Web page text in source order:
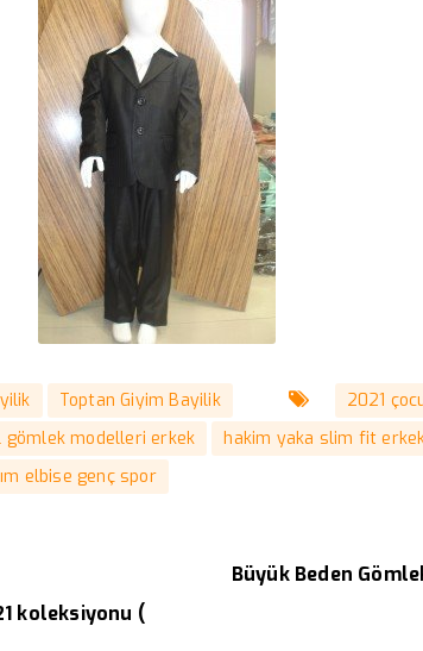
Toptan Giyim Bayilik 2021
gömlek modelleri erkek hakim yaka slim fit
elbise genç spor
koleksiyonu (
Büyük Beden